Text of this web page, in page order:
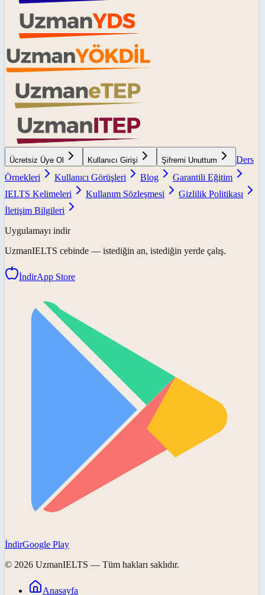
Ücretsiz Üye Ol Kullanıcı Girişi Şifremi Unuttum
Ders
Örnekleri
Kullanıcı Görüşleri Blog
Garantili Eğitim
IELTS Kelimeleri
Kullanım Sözleşmesi
Gizlilik Politikası
İletişim Bilgileri
Uygulamayı indir
UzmanIELTS cebinde — istediğin an, istediğin yerde çalış.
İndirApp Store
İndirGoogle Play
© 2026 UzmanIELTS — Tüm hakları saklıdır.
Anasayfa